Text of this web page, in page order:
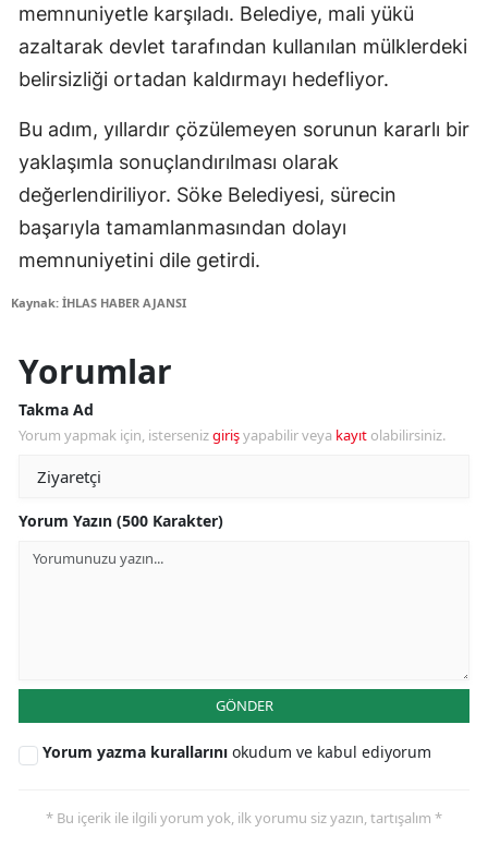
memnuniyetle karşıladı. Belediye, mali yükü
azaltarak devlet tarafından kullanılan mülklerdeki
belirsizliği ortadan kaldırmayı hedefliyor.
Bu adım, yıllardır çözülemeyen sorunun kararlı bir
yaklaşımla sonuçlandırılması olarak
değerlendiriliyor. Söke Belediyesi, sürecin
başarıyla tamamlanmasından dolayı
memnuniyetini dile getirdi.
Kaynak: İHLAS HABER AJANSI
Yorumlar
Takma Ad
Yorum yapmak için, istersenizgirişyapabilir veya kayıt olabilirsiniz.
Yorum Yazın (500 Karakter)
GÖNDER
Yorum yazma kurallarını okudum ve kabul ediyorum
* Bu içerik ile ilgili yorum yok, ilk yorumu siz yazın, tartışalım *